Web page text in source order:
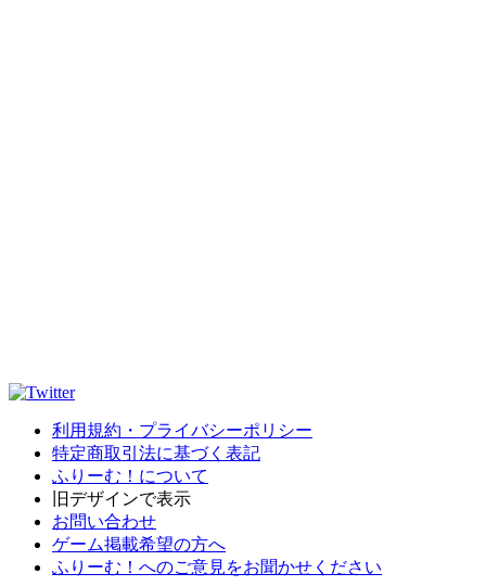
利用規約・プライバシーポリシー
特定商取引法に基づく表記
ふりーむ！について
旧デザインで表示
お問い合わせ
ゲーム掲載希望の方へ
ふりーむ！へのご意見をお聞かせください